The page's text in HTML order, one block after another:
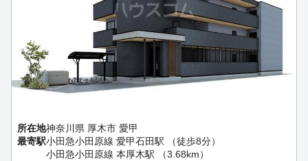
所在地神奈川県 厚木市 愛甲
最寄駅小田急小田原線 愛甲石田駅 （徒歩8分）
小田急小田原線 本厚木駅 （3.68km）